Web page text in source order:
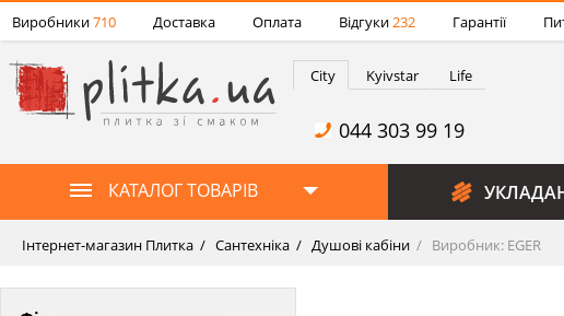
Виробники710 Доставка Оплата Відгуки232 Гарантії
City Kyivstar Life
044 303 99 19
КАТАЛОГ ТОВАРІВ
Інтернет-магазин Плитка Сантехніка Душові кабіни Виробник: EGER